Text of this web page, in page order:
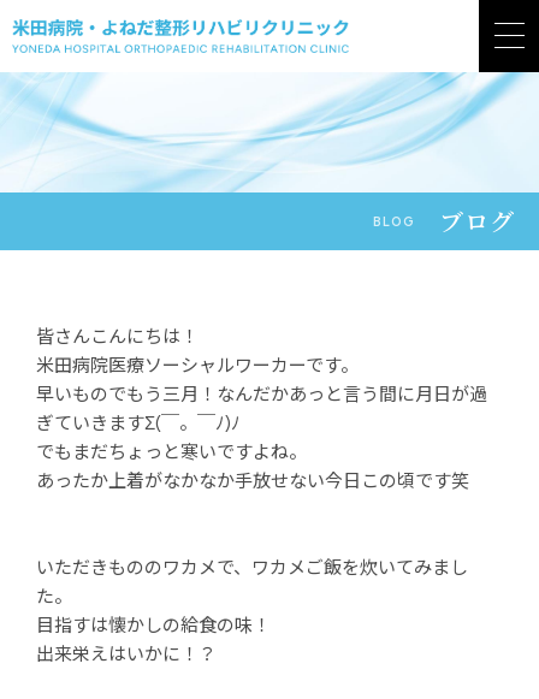
BLOG ブログ
皆さんこんにちは！
米田病院医療ソーシャルワーカーです。
早いものでもう三月！なんだかあっと言う間に月日が過
ぎていきますΣ(￣。￣ﾉ)ﾉ
でもまだちょっと寒いですよね。
あったか上着がなかなか手放せない今日この頃です笑
いただきもののワカメで、ワカメご飯を炊いてみまし
た。
目指すは懐かしの給食の味！
出来栄えはいかに！？